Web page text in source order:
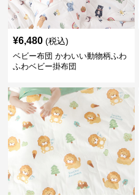
¥6,480 (税込)
ベビー布団 かわいい動物柄ふわ
ふわベビー掛布団